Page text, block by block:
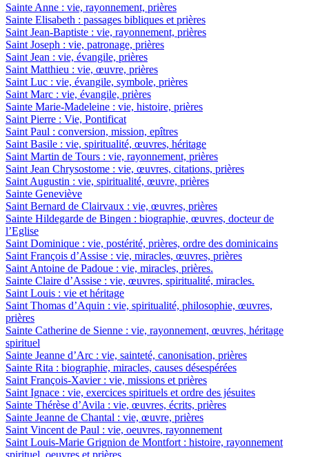
Sainte Anne : vie, rayonnement, prières
Sainte Elisabeth : passages bibliques et prières
Saint Jean-Baptiste : vie, rayonnement, prières
Saint Joseph : vie, patronage, prières
Saint Jean : vie, évangile, prières
Saint Matthieu : vie, œuvre, prières
Saint Luc : vie, évangile, symbole, prières
Saint Marc : vie, évangile, prières
Sainte Marie-Madeleine : vie, histoire, prières
Saint Pierre : Vie, Pontificat
Saint Paul : conversion, mission, epîtres
Saint Basile : vie, spiritualité, œuvres, héritage
Saint Martin de Tours : vie, rayonnement, prières
Saint Jean Chrysostome : vie, œuvres, citations, prières
Saint Augustin : vie, spiritualité, œuvre, prières
Sainte Geneviève
Saint Bernard de Clairvaux : vie, œuvres, prières
Sainte Hildegarde de Bingen : biographie, œuvres, docteur de
l’Eglise
Saint Dominique : vie, postérité, prières, ordre des dominicains
Saint François d’Assise : vie, miracles, œuvres, prières
Saint Antoine de Padoue : vie, miracles, prières.
Sainte Claire d’Assise : vie, œuvres, spiritualité, miracles.
Saint Louis : vie et héritage
Saint Thomas d’Aquin : vie, spiritualité, philosophie, œuvres,
prières
Sainte Catherine de Sienne : vie, rayonnement, œuvres, héritage
spirituel
Sainte Jeanne d’Arc : vie, sainteté, canonisation, prières
Sainte Rita : biographie, miracles, causes désespérées
Saint François-Xavier : vie, missions et prières
Saint Ignace : vie, exercices spirituels et ordre des jésuites
Sainte Thérèse d’Avila : vie, œuvres, écrits, prières
Sainte Jeanne de Chantal : vie, œuvre, prières
Saint Vincent de Paul : vie, oeuvres, rayonnement
Saint Louis-Marie Grignion de Montfort : histoire, rayonnement
spirituel, oeuvres et prières